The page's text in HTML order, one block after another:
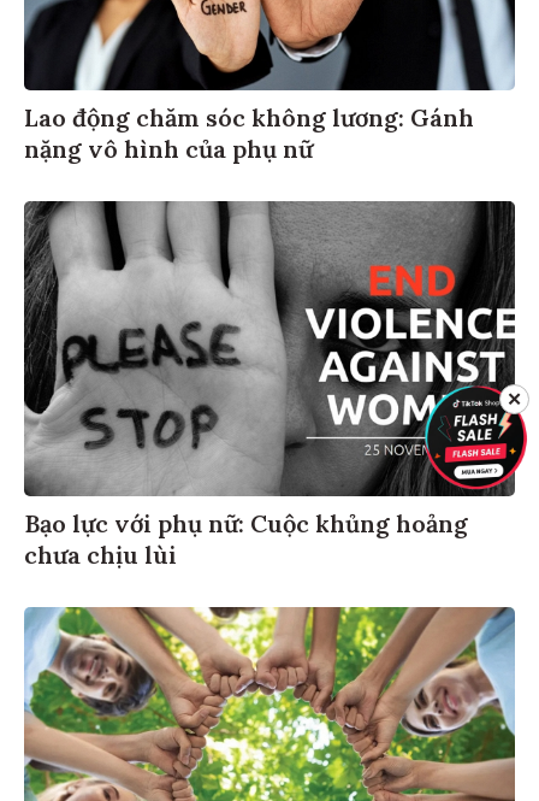
Lao động chăm sóc không lương: Gánh
nặng vô hình của phụ nữ
Bạo lực với phụ nữ: Cuộc khủng hoảng
chưa chịu lùi
✕